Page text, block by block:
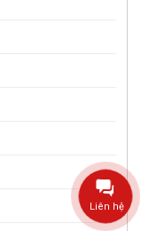
Liên hệ